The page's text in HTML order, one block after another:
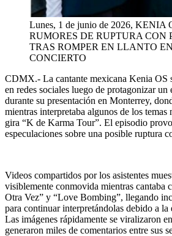
Lunes, 1 de junio de 2026, KENIA
RUMORES DE RUPTURA CON
TRAS ROMPER EN LLANTO
CONCIERTO
CDMX.- La cantante mexicana Kenia OS
en redes sociales luego de protagonizar
durante su presentación en Monterrey,
mientras interpretaba algunos de los temas
gira “K de Karma Tour”. El episodio
especulaciones sobre una posible ruptura
Videos compartidos por los asistentes
visiblemente conmovida mientras cantaba
Otra Vez” y “Love Bombing”, llegando
para continuar interpretándolas debido a
Las imágenes rápidamente se viralizaron
generaron miles de comentarios entre sus